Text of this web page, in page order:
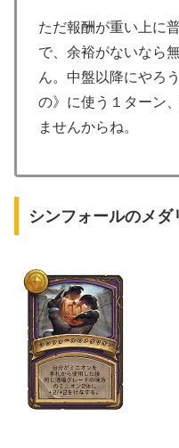
ただ報酬が重い上に
で、余裕がないなら
ん。中盤以降にやろ
の》に使う１ターン
ませんからね。
シンフォールのメダ